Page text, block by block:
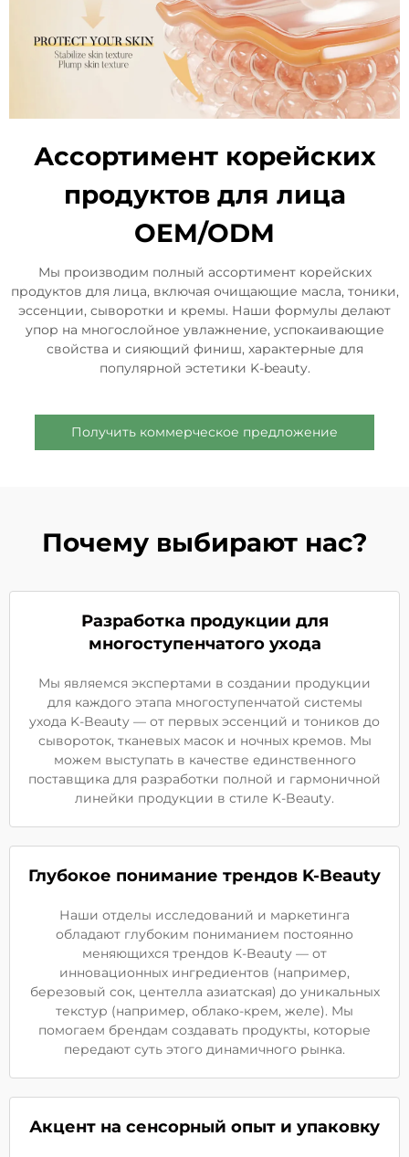
Ассортимент корейских
продуктов для лица
OEM/ODM
Мы производим полный ассортимент корейских
продуктов для лица, включая очищающие масла, тоники,
эссенции, сыворотки и кремы. Наши формулы делают
упор на многослойное увлажнение, успокаивающие
свойства и сияющий финиш, характерные для
популярной эстетики K-beauty.
Получить коммерческое предложение
Почему выбирают нас?
Разработка продукции для
многоступенчатого ухода
Мы являемся экспертами в создании продукции
для каждого этапа многоступенчатой системы
ухода K-Beauty — от первых эссенций и тоников до
сывороток, тканевых масок и ночных кремов. Мы
можем выступать в качестве единственного
поставщика для разработки полной и гармоничной
линейки продукции в стиле K-Beauty.
Глубокое понимание трендов K-Beauty
Наши отделы исследований и маркетинга
обладают глубоким пониманием постоянно
меняющихся трендов K-Beauty — от
инновационных ингредиентов (например,
березовый сок, центелла азиатская) до уникальных
текстур (например, облако-крем, желе). Мы
помогаем брендам создавать продукты, которые
передают суть этого динамичного рынка.
Акцент на сенсорный опыт и упаковку